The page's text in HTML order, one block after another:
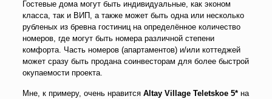
Гостевые дома могут быть индивидуальные, как эконом
класса, так и ВИП, а также может быть одна или несколько
рубленых из бревна гостиниц на определённое количество
номеров, где могут быть номера различной степени
комфорта. Часть номеров (апартаментов) и/или коттеджей
может сразу быть продана соинвесторам для более быстрой
окупаемости проекта.
Мне, к примеру, очень нравится Altay Village Teletskoe 5*на